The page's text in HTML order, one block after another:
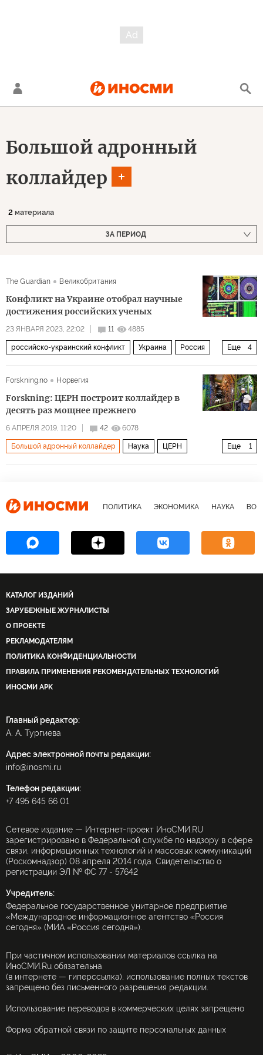
Большой адронный
коллайдер
2 материала
ЗА ПЕРИОД
The Guardian Великобритания
Конфликт на Украине отобрал научные
достижения российских ученых
23 ЯНВАРЯ 2023, 22:02 11 4885
Еще 4
российско-украинский конфликт Украина Россия
Forskning.no
Норвегия
Forskning: ЦЕРН построит коллайдер в
десять раз мощнее прежнего
6 АПРЕЛЯ 2019, 11:20 42 6078
Еще 1
Большой адронный коллайдер Наука ЦЕРН
ПОЛИТИКА ЭКОНОМИКА НАУКА
КАТАЛОГ ИЗДАНИЙ
ЗАРУБЕЖНЫЕ ЖУРНАЛИСТЫ
О ПРОЕКТЕ
РЕКЛАМОДАТЕЛЯМ
ПОЛИТИКА КОНФИДЕНЦИАЛЬНОСТИ
ПРАВИЛА ПРИМЕНЕНИЯ РЕКОМЕНДАТЕЛЬНЫХ ТЕХНОЛОГИЙ
ИНОСМИ APK
Главный редактор:
А. А. Тургиева
Адрес электронной почты редакции:
info@inosmi.ru
Телефон редакции:
+7 495 645 66 01
Сетевое издание — Интернет-проект ИноСМИ.RU
зарегистрировано в Федеральной службе по надзору в сфере
связи, информационных технологий и массовых коммуникаций
(Роскомнадзор) 08 апреля 2014 года. Свидетельство о
регистрации ЭЛ № ФС 77 - 57642
Учредитель:
Федеральное государственное унитарное предприятие
«Международное информационное агентство «Россия
сегодня» (МИА «Россия сегодня»).
При частичном использовании материалов ссылка на
ИноСМИ.Ru обязательна
(в интернете — гиперссылка), использование полных текстов
запрещено без письменного разрешения редакции.
Использование переводов в коммерческих целях запрещено
Форма обратной связи по защите персональных данных